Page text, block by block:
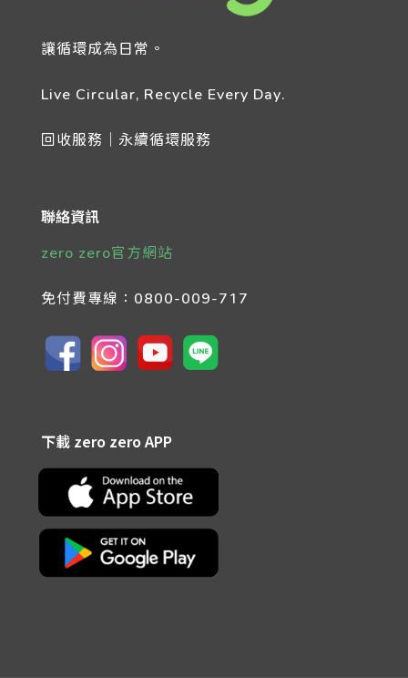
讓循環成為日常。
Live Circular, Recycle Every Day.
回收服務｜永續循環服務
聯絡資訊
zero zero官方網站
免付費專線： 0800-009-717
下載 zero zero APP